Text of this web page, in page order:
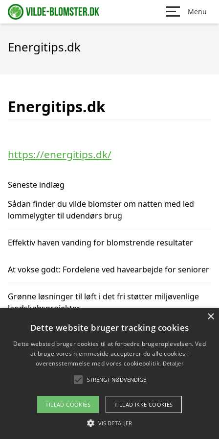
Menu
Energitips.dk
Energitips.dk
https://energitips.dk/
Seneste indlæg
Sådan finder du vilde blomster om natten med led
lommelygter til udendørs brug
Effektiv haven vanding for blomstrende resultater
At vokse godt: Fordelene ved havearbejde for seniorer
Grønne løsninger til løft i det fri støtter miljøvenlige
landskabsprojekter
Gør haven til et frirum for familien og naturen
Copyright 2026 - Pilanto Aps
Om / kontakt
Blog Betingelser
×
Dette website bruger tracking cookies
Dette websted bruger cookies til at forbedre brugeroplevelsen. Ved
at bruge vores hjemmeside accepterer du alle cookies i
overensstemmelse med vores cookiepolitik. Detaljer
STRENGT NØDVENDIGE
TILLAD COOKIES TILLAD IKKE COOKIES
VIS DETALJER